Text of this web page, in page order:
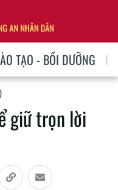
TẠO - BỒI DƯỠNG
giữ trọn lời